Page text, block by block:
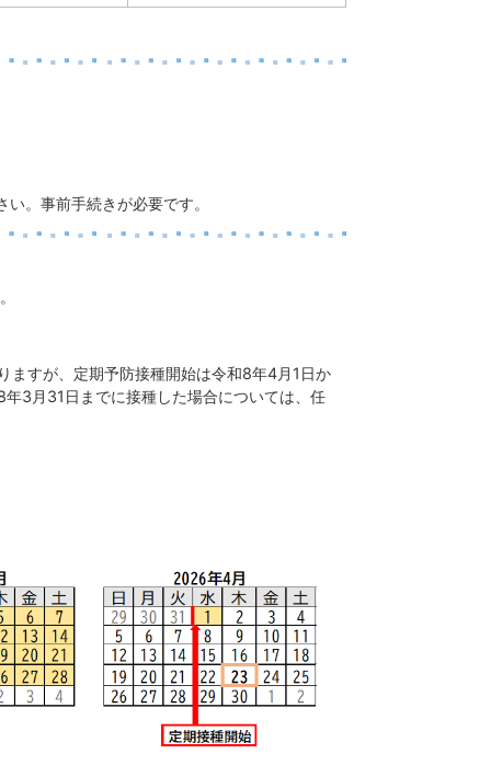
。事前手続きが必要です。
すが、定期予防接種開始は令和8年4月1日か
3月31日までに接種した場合については、任